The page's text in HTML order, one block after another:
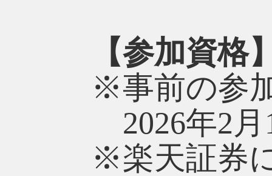
【参加資格
※事前の参
2026年2月
※楽天証券